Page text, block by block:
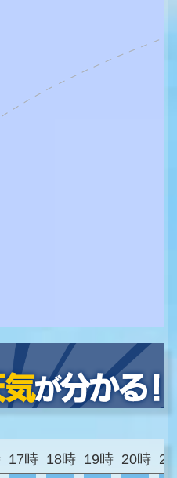
17時 18時 19時 20時